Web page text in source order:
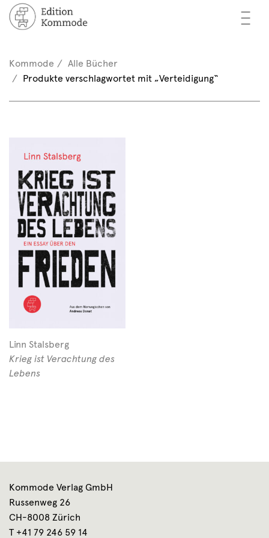
—
—
—
/ Registrieren
(0)
Kommode
Alle Bücher
Produkte verschlagwortet mit „Verteidigung“
Linn Stalsberg
Krieg ist Verachtung des
Lebens
Kommode Verlag GmbH
Russenweg 26
CH-8008 Zürich
T +41 79 246 59 14